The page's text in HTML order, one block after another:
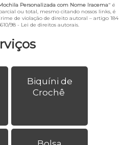
Biquíni de
Crochê
Personalizada com Nome Iracema" é
ou total, mesmo citando nossos links, é
de violação de direito autoral – artigo 184
98 - Lei de direitos autorais.